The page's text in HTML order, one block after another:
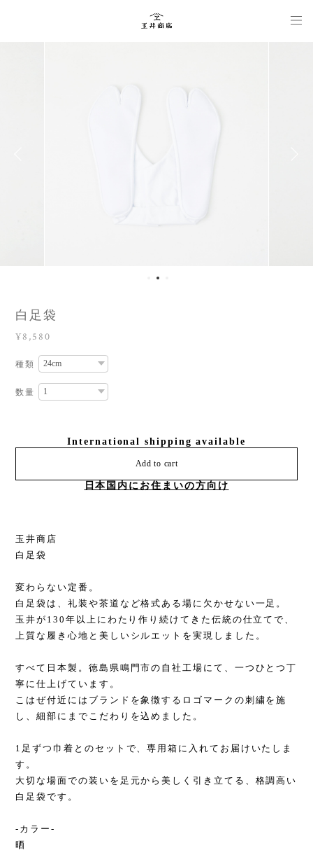
白足袋
¥8,580
種類
数量
International shipping available
Add to cart
日本国内にお住まいの方向け
玉井商店
白足袋
変わらない定番。
白足袋は、礼装や茶道など格式ある場に欠かせない一足。
玉井が130年以上にわたり作り続けてきた伝統の仕立てで、
上質な履き心地と美しいシルエットを実現しました。
すべて日本製。徳島県鳴門市の自社工場にて、一つひとつ丁
寧に仕上げています。
こはぜ付近にはブランドを象徴するロゴマークの刺繍を施
し、細部にまでこだわりを込めました。
1足ずつ巾着とのセットで、専用箱に入れてお届けいたしま
す。
大切な場面での装いを足元から美しく引き立てる、格調高い
白足袋です。
-カラー-
晒